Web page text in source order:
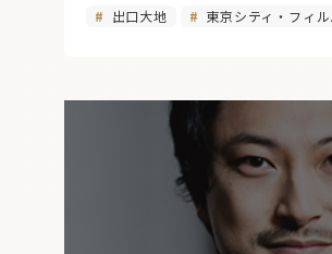
出口大地
東京シティ・フィ